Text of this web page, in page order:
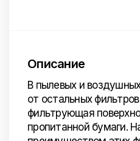
Описание
В пылевых и
от остальных
фильтрующая
пропитанной бумаги.